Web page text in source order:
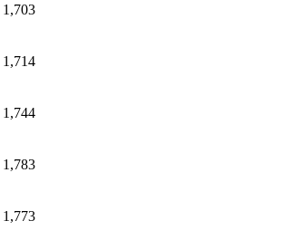
1,703
1,714
1,744
1,783
1,773